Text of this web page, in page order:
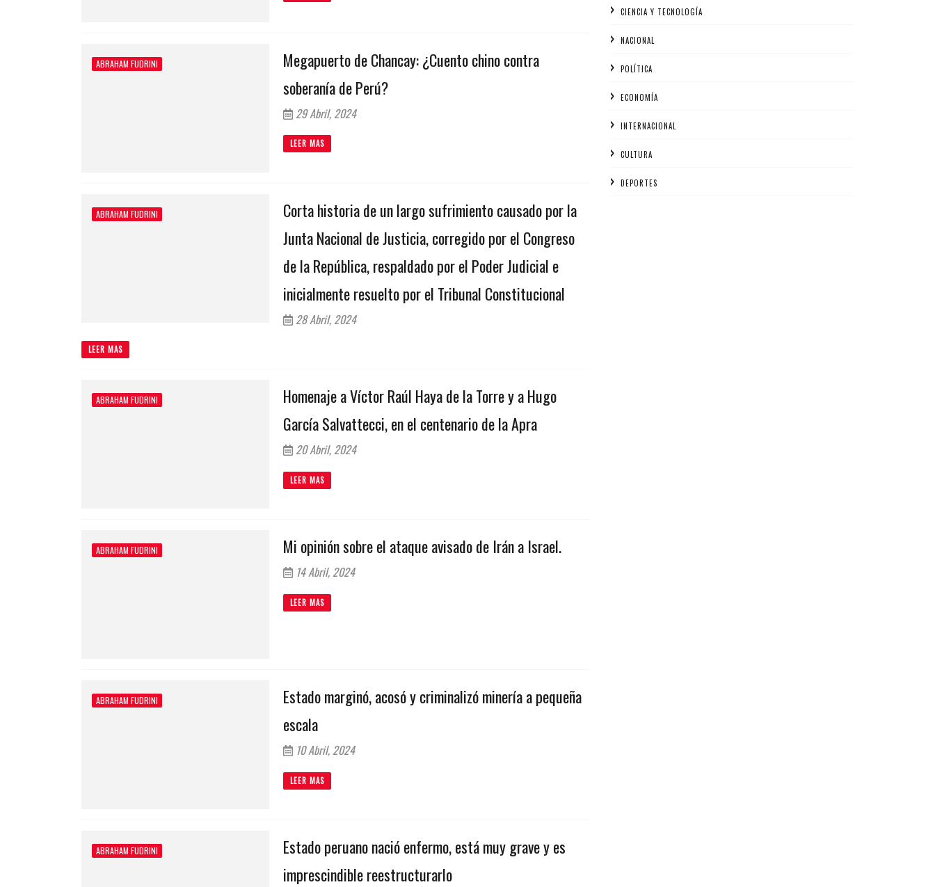
ABRAHAM FUDRINI
Megapuerto de Chancay: ¿Cuento chino contra
soberanía de Perú?
29 Abril, 2024
LEER MAS
ABRAHAM FUDRINI
Corta historia de un largo sufrimiento causado por la
Junta Nacional de Justicia, corregido por el Congreso
de la República, respaldado por el Poder Judicial e
inicialmente resuelto por el Tribunal Constitucional
28 Abril, 2024
LEER MAS
ABRAHAM FUDRINI
Homenaje a Víctor Raúl Haya de la Torre y a Hugo
García Salvattecci, en el centenario de la Apra
20 Abril, 2024
LEER MAS
ABRAHAM FUDRINI Mi opinión sobre el ataque avisado de Irán a Israel.
14 Abril, 2024
LEER MAS
ABRAHAM FUDRINI
Estado marginó, acosó y criminalizó minería a pequeña
escala
10 Abril, 2024
LEER MAS
ABRAHAM FUDRINI
Estado peruano nació enfermo, está muy grave y es
imprescindible reestructurarlo
CIENCIA Y TECNOLOGÍA
NACIONAL
POLÍTICA
ECONOMÍA
INTERNACIONAL
CULTURA
DEPORTES